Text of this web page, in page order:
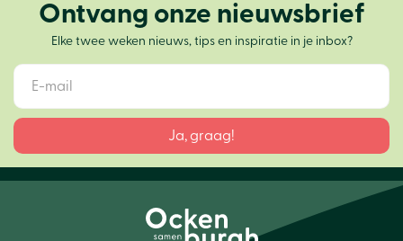
Ontvang onze nieuwsbrief
Elke twee weken nieuws, tips en inspiratie in je inbox?